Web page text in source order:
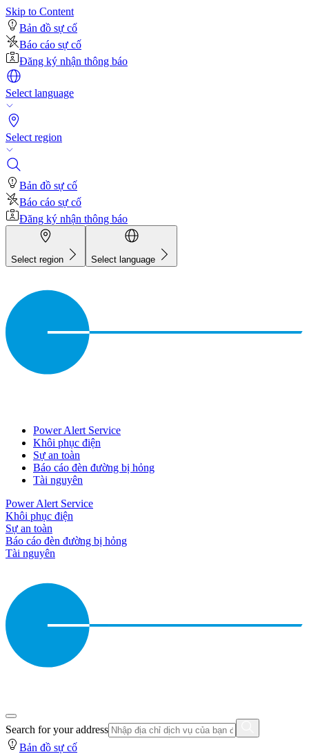
Skip to Content
Bản đồ sự cố
Báo cáo sự cố
Đăng ký nhận thông báo
Select language
Select region
Bản đồ sự cố
Báo cáo sự cố
Đăng ký nhận thông báo
Select region Select language
Power Alert Service
Khôi phục điện
Sự an toàn
Báo cáo đèn đường bị hỏng
Tài nguyên
Power Alert Service
Khôi phục điện
Sự an toàn
Báo cáo đèn đường bị hỏng
Tài nguyên
Search for your address
Bản đồ sự cố